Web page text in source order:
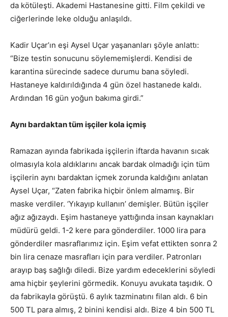
da kötüleşti. Akademi Hastanesine gitti. Film çekildi ve
ciğerlerinde leke olduğu anlaşıldı.
Kadir Uçar’ın eşi Aysel Uçar yaşananları şöyle anlattı:
“Bize testin sonucunu söylememişlerdi. Kendisi de
karantina sürecinde sadece durumu bana söyledi.
Hastaneye kaldırıldığında 4 gün özel hastanede kaldı.
Ardından 16 gün yoğun bakıma girdi.”
Aynı bardaktan tüm işçiler kola içmiş
Ramazan ayında fabrikada işçilerin iftarda havanın sıcak
olmasıyla kola aldıklarını ancak bardak olmadığı için tüm
işçilerin aynı bardaktan içmek zorunda kaldığını anlatan
Aysel Uçar, “Zaten fabrika hiçbir önlem almamış. Bir
maske verdiler. ‘Yıkayıp kullanın’ demişler. Bütün işçiler
ağız ağızaydı. Eşim hastaneye yattığında insan kaynakları
müdürü geldi. 1-2 kere para gönderdiler. 1000 lira para
gönderdiler masraflarımız için. Eşim vefat ettikten sonra 2
bin lira cenaze masrafları için para verdiler. Patronları
arayıp baş sağlığı diledi. Bize yardım edeceklerini söyledi
ama hiçbir şeylerini görmedik. Konuyu avukata taşıdık. O
da fabrikayla görüştü. 6 aylık tazminatını filan aldı. 6 bin
500 TL para almış, 2 binini kendisi aldı. Bize 4 bin 500 TL